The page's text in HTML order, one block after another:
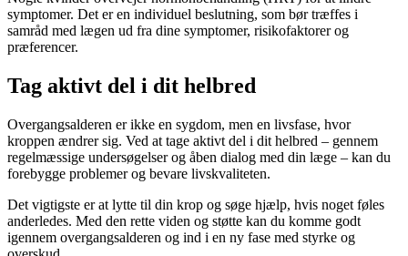
symptomer. Det er en individuel beslutning, som bør træffes i
samråd med lægen ud fra dine symptomer, risikofaktorer og
præferencer.
Tag aktivt del i dit helbred
Overgangsalderen er ikke en sygdom, men en livsfase, hvor
kroppen ændrer sig. Ved at tage aktivt del i dit helbred – gennem
regelmæssige undersøgelser og åben dialog med din læge – kan du
forebygge problemer og bevare livskvaliteten.
Det vigtigste er at lytte til din krop og søge hjælp, hvis noget føles
anderledes. Med den rette viden og støtte kan du komme godt
igennem overgangsalderen og ind i en ny fase med styrke og